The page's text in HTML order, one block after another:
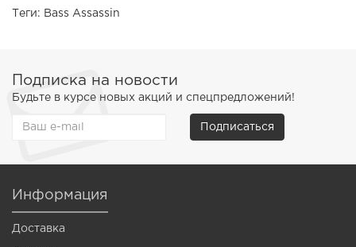
Теги: Bass Assassin
Подписка на новости
Будьте в курсе новых акций и спецпредложений!
Подписаться
Информация
Доставка